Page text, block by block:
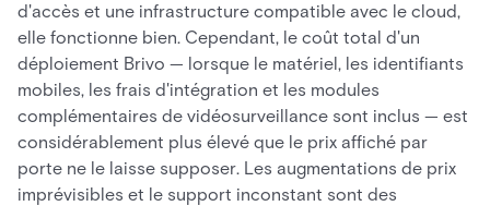
d'accès et une infrastructure compatible avec le cloud,
elle fonctionne bien. Cependant, le coût total d'un
déploiement Brivo — lorsque le matériel, les identifiants
mobiles, les frais d'intégration et les modules
complémentaires de vidéosurveillance sont inclus — est
considérablement plus élevé que le prix affiché par
porte ne le laisse supposer. Les augmentations de prix
imprévisibles et le support inconstant sont des